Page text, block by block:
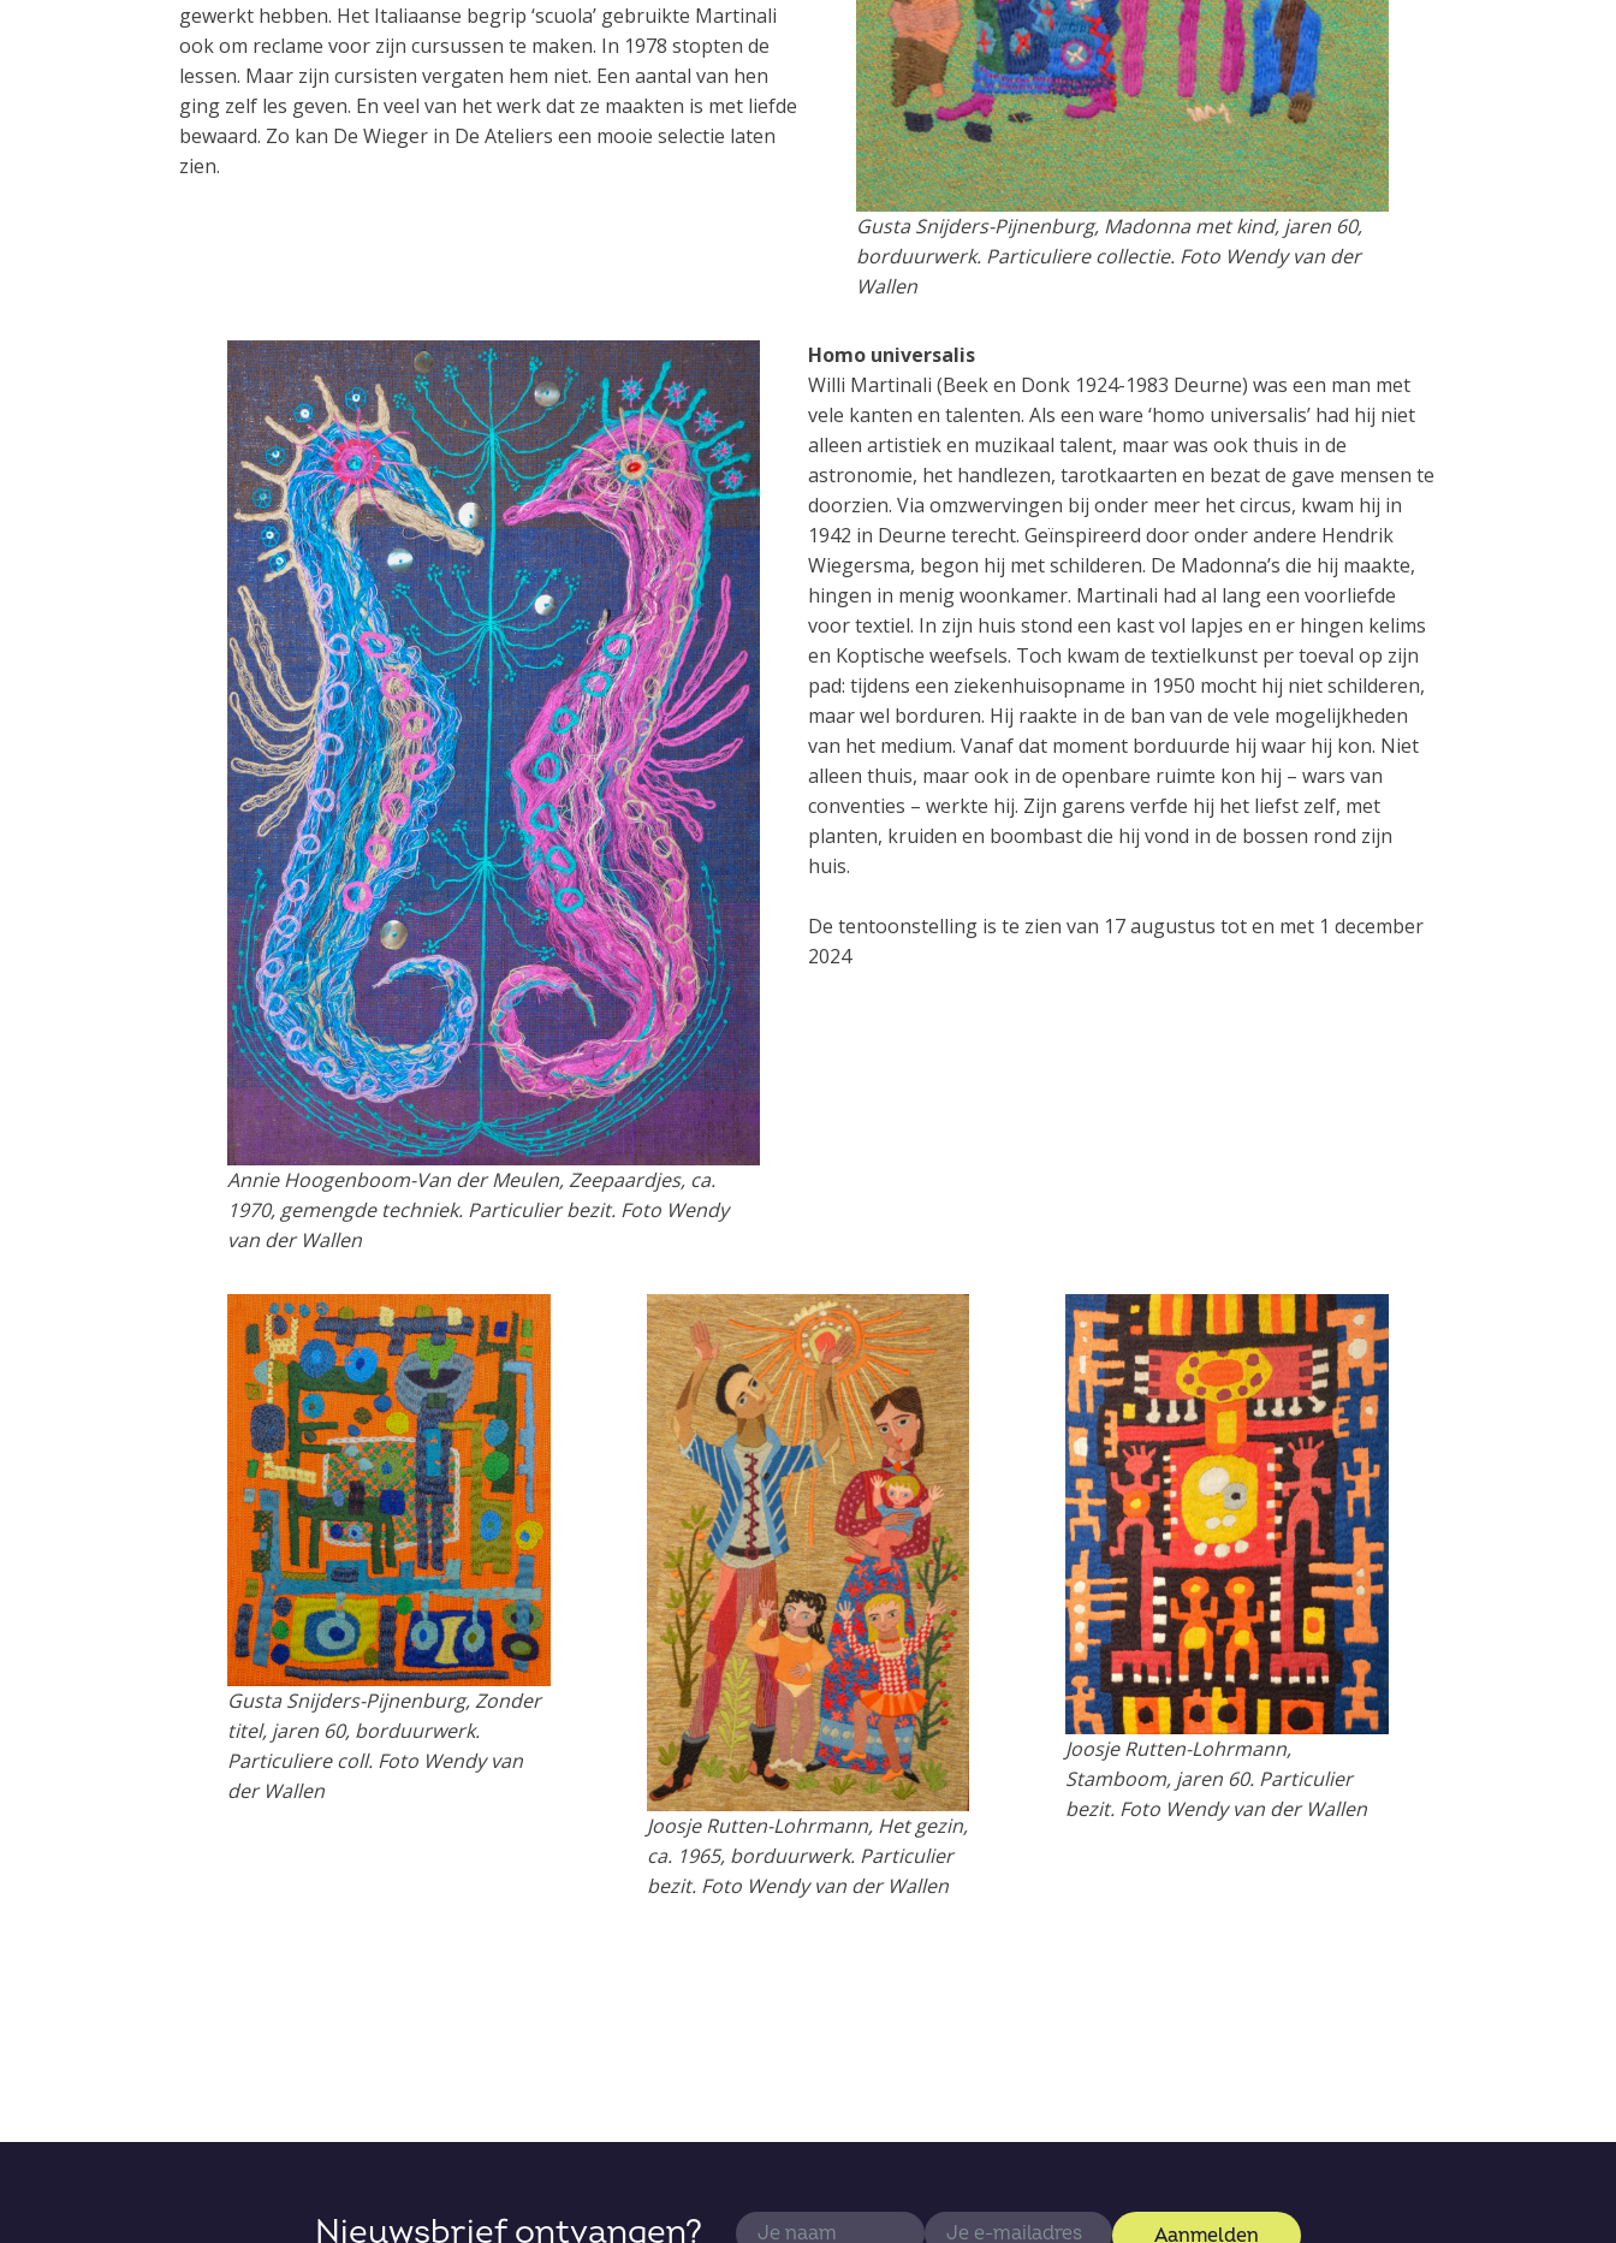
gewerkt hebben. Het Italiaanse begrip ‘scuola’ gebruikte Martinali
ook om reclame voor zijn cursussen te maken. In 1978 stopten de
lessen. Maar zijn cursisten vergaten hem niet. Een aantal van hen
ging zelf les geven. En veel van het werk dat ze maakten is met liefde
bewaard. Zo kan De Wieger in De Ateliers een mooie selectie laten
zien.
Gusta Snijders-Pijnenburg, Madonna met kind, jaren 60,
borduurwerk. Particuliere collectie. Foto Wendy van der
Wallen
Annie Hoogenboom-Van der Meulen,Zeepaardjes, ca.
1970, gemengde techniek. Particulier bezit. Foto Wendy
van der Wallen
Homo universalis
Willi Martinali (Beek en Donk 1924-1983 Deurne) was een man met
vele kanten en talenten. Als een ware ‘homo universalis’ had hij niet
alleen artistiek en muzikaal talent, maar was ook thuis in de
astronomie, het handlezen, tarotkaarten en bezat de gave mensen te
doorzien. Via omzwervingen bij onder meer het circus, kwam hij in
1942 in Deurne terecht. Geïnspireerd door onder andere Hendrik
Wiegersma, begon hij met schilderen. De Madonna’s die hij maakte,
hingen in menig woonkamer. Martinali had al lang een voorliefde
voor textiel. In zijn huis stond een kast vol lapjes en er hingen kelims
en Koptische weefsels. Toch kwam de textielkunst per toeval op zijn
pad: tijdens een ziekenhuisopname in 1950 mocht hij niet schilderen,
maar wel borduren. Hij raakte in de ban van de vele mogelijkheden
van het medium. Vanaf dat moment borduurde hij waar hij kon. Niet
alleen thuis, maar ook in de openbare ruimte kon hij – wars van
conventies – werkte hij. Zijn garens verfde hij het liefst zelf, met
planten, kruiden en boombast die hij vond in de bossen rond zijn
huis.
De tentoonstelling is te zien van 17 augustus tot en met 1 december
2024
Gusta Snijders-Pijnenburg, Zonder
titel, jaren 60, borduurwerk.
Particuliere coll. Foto Wendy van
der Wallen
Joosje Rutten-Lohrmann, Het gezin,
ca. 1965, borduurwerk. Particulier
bezit. Foto Wendy van der Wallen
Joosje Rutten-Lohrmann,
Stamboom, jaren 60. Particulier
bezit. Foto Wendy van der Wallen
Nieuwsbrief ontvangen? Aanmelden